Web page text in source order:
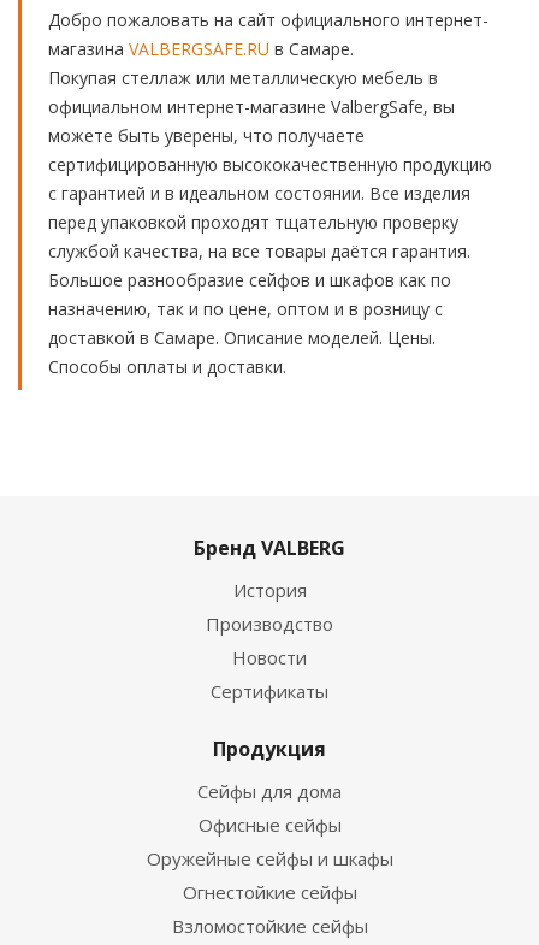
Добро пожаловать на сайт официального интернет-
магазина VALBERGSAFE.RU в Самаре.
Покупая стеллаж или металлическую мебель в
официальном интернет-магазине ValbergSafe, вы
можете быть уверены, что получаете
сертифицированную высококачественную продукцию
с гарантией и в идеальном состоянии. Все изделия
перед упаковкой проходят тщательную проверку
службой качества, на все товары даётся гарантия.
Большое разнообразие сейфов и шкафов как по
назначению, так и по цене, оптом и в розницу с
доставкой в Самаре. Описание моделей. Цены.
Способы оплаты и доставки.
Бренд VALBERG
История
Производство
Новости
Сертификаты
Продукция
Сейфы для дома
Офисные сейфы
Оружейные сейфы и шкафы
Огнестойкие сейфы
Взломостойкие сейфы